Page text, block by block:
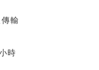
輸
時